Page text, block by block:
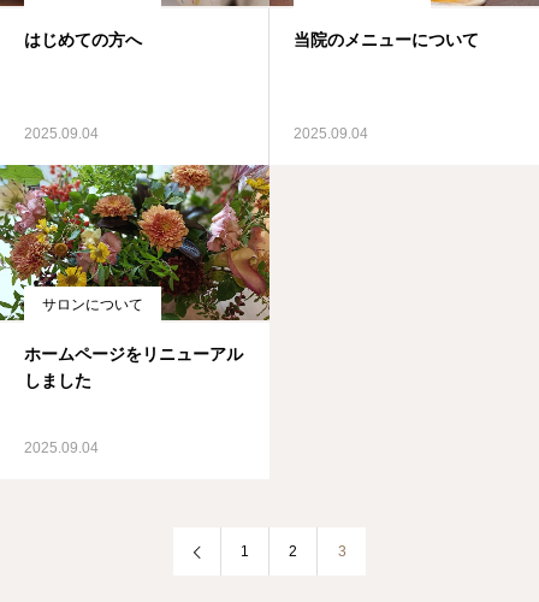
はじめての方へ
2025.09.04
当院のメニューについて
2025.09.04
サロンについて
ホームページをリニューアル
しました
2025.09.04
1 2 3